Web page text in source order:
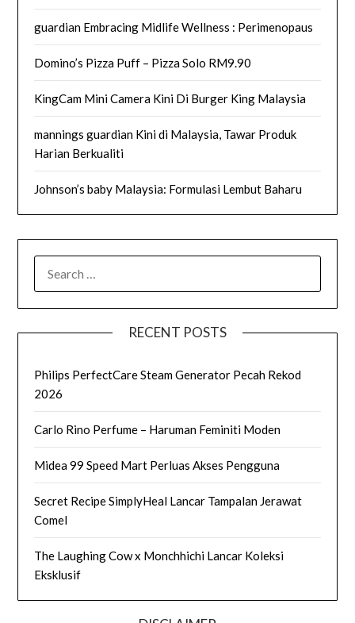
guardian Embracing Midlife Wellness : Perimenopaus
Domino’s Pizza Puff – Pizza Solo RM9.90
KingCam Mini Camera Kini Di Burger King Malaysia
mannings guardian Kini di Malaysia, Tawar Produk
Harian Berkualiti
Johnson’s baby Malaysia: Formulasi Lembut Baharu
RECENT POSTS
Philips PerfectCare Steam Generator Pecah Rekod
2026
Carlo Rino Perfume – Haruman Feminiti Moden
Midea 99 Speed Mart Perluas Akses Pengguna
Secret Recipe SimplyHeal Lancar Tampalan Jerawat
Comel
The Laughing Cow x Monchhichi Lancar Koleksi
Eksklusif